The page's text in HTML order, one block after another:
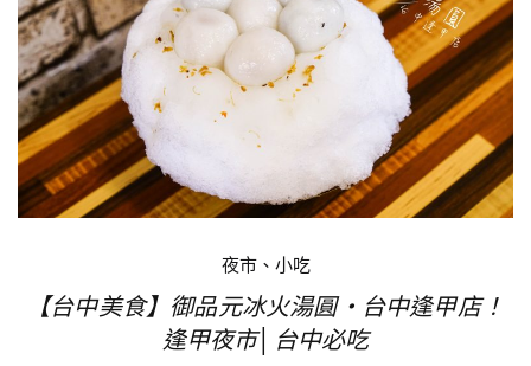
夜市、小吃
【台中美食】御品元冰火湯圓‧台中逢甲店！
逢甲夜市│台中必吃